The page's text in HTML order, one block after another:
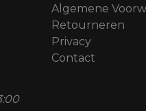
Algemene
Retourneren
Privacy
Contact